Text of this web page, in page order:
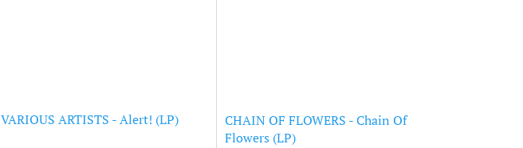
VARIOUS ARTISTS - Alert! (LP)
CHAIN OF FLOWERS - Chain Of
Flowers (LP)